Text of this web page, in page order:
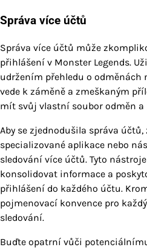
Správa více účtů
Správa více účtů může
přihlášení v Monster Legends.
udržením přehledu o odměnách
vede k záměně a zmeškaným
mít svůj vlastní soubor odměn a
Aby se zjednodušila správa
specializované aplikace nebo
sledování více účtů. Tyto
konsolidovat informace a
přihlášení do každého účtu.
pojmenovací konvence pro
sledování.
Buďte opatrní vůči